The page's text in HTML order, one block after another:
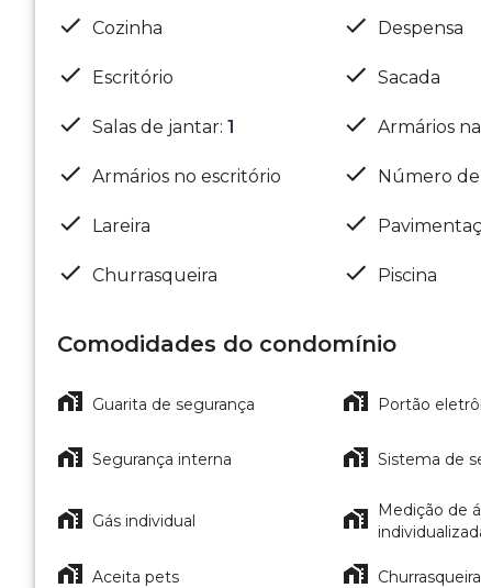
Cozinha Despensa
Escritório Sacada
Salas de jantar: 1 Armários
Armários no escritório Número
Lareira
Churrasqueira Piscina
Comodidades do condomínio
Guarita de segurança Portão
Segurança interna Sistema de
Gás individual
Medição de
Aceita pets Churrasqueira